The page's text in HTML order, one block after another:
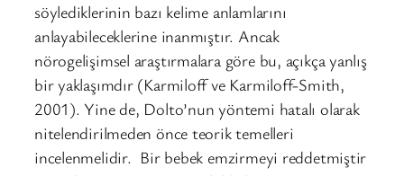
söylediklerinin bazı kelime anlamlarını
anlayabileceklerine inanmıştır. Ancak
nörogelişimsel araştırmalara göre bu, açıkça yanlış
bir yaklaşımdır (Karmiloff ve Karmiloff-Smith,
2001). Yine de, Dolto’nun yöntemi hatalı olarak
nitelendirilmeden önce teorik temelleri
incelenmelidir. Bir bebek emzirmeyi reddetmiştir